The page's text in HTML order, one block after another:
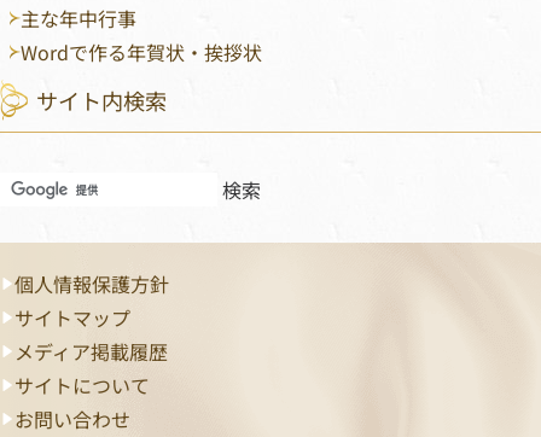
主な年中行事
Wordで作る年賀状・挨拶状
サイト内検索
個人情報保護方針
サイトマップ
メディア掲載履歴
サイトについて
お問い合わせ